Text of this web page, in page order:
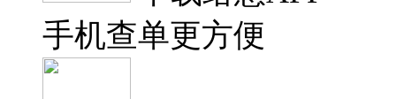
手机查单更方便